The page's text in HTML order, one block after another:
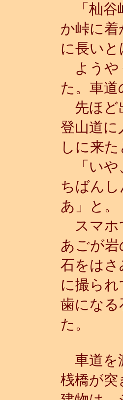
「杣谷
か峠に
に長いと
ようや
た。車
先ほど
登山道に
しに来
「いや
ちばん
あ」と。
スマホ
あごが
石をは
に撮ら
歯になる
た。
車道を
桟橋が突